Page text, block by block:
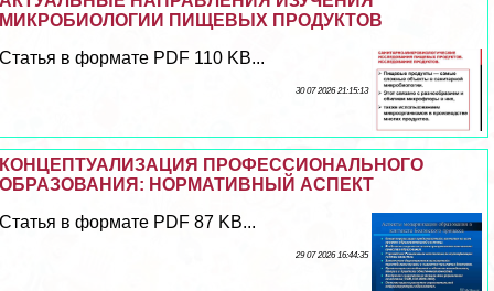
МИКРОБИОЛОГИИ ПИЩЕВЫХ ПРОДУКТОВ
Статья в формате PDF 110 KB...
30 07 2026 21:15:13
КОНЦЕПТУАЛИЗАЦИЯ ПРОФЕССИОНАЛЬНОГО
ОБРАЗОВАНИЯ: НОРМАТИВНЫЙ АСПЕКТ
Статья в формате PDF 87 KB...
29 07 2026 16:44:35